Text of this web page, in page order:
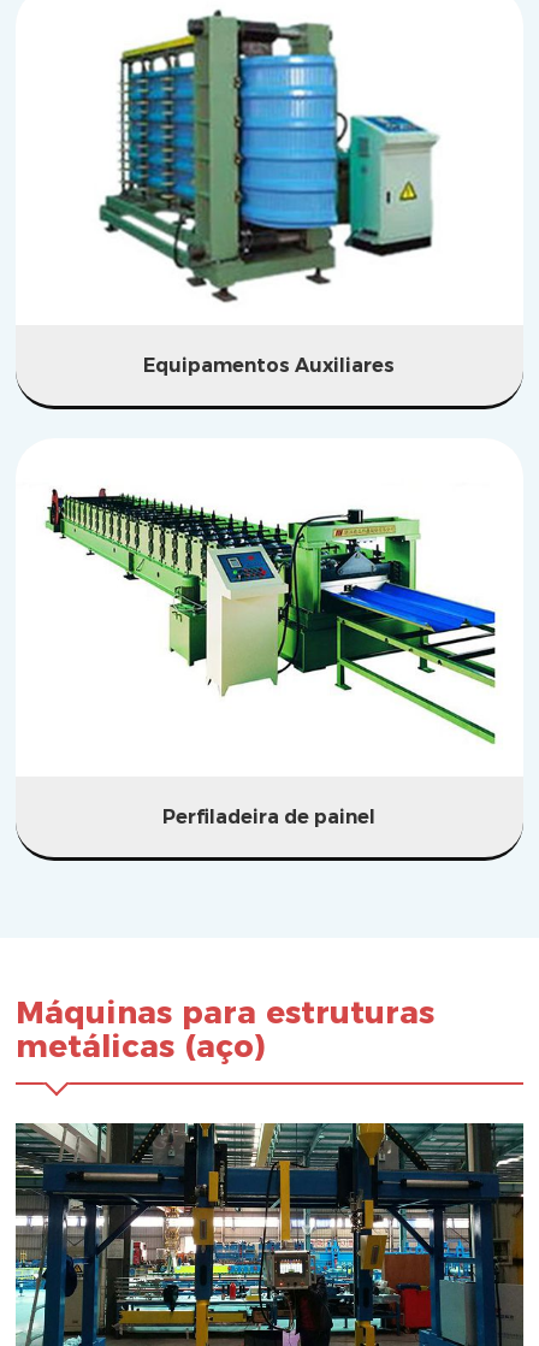
Equipamentos Auxiliares
Perfiladeira de painel
Máquinas para estruturas
metálicas (aço)